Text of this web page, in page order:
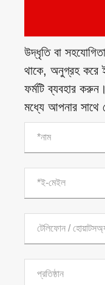
উদ্ধৃতি বা
থাকে, অনুগ্রহ করে
ফর্মটি ব্যবহার
মধ্যে আপনার সাথে